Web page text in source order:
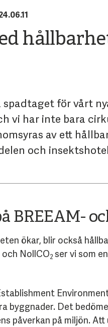
spadtaget för vårt
vi har inte bara
av ett
och
BREEAM-
ökar, blir också
NollCO2 ser vi som
byggnader. Det
påverkan på miljön.